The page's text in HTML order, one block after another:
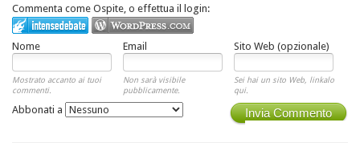
Commenta come Ospite, o effettua il login:
Nome Email Sito Web (opzionale)
Mostrato accanto ai tuoi
commenti.
Non sarà visibile
pubblicamente.
Sei hai un sito Web, linkalo
qui.
Invia Commento
Abbonati a